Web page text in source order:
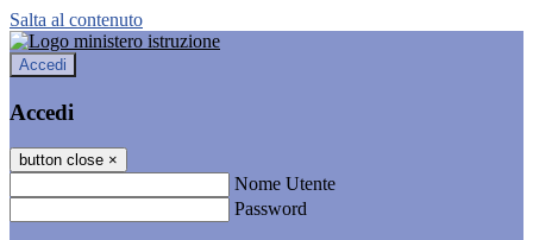
Salta al contenuto
Accedi
Accedi
button close ×
Nome Utente
Password